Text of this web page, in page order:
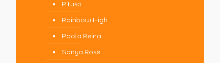
Pituso
Rainbow High
Paola Reina
Sonya Rose